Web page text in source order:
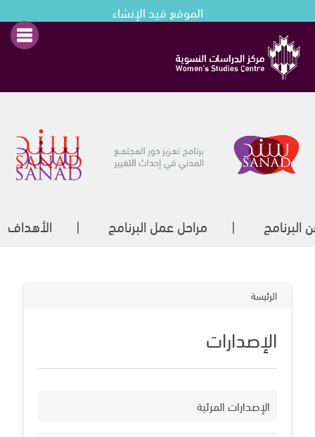
الموقع قيد الإنشاء
البرنامج مراحل عمل البرنامج الأهداف
الرئيسة
الإصدارات
الإصدارات المرئية